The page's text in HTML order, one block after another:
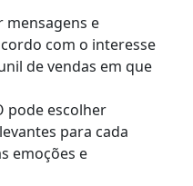
mensagens e
com o interesse
de vendas em que
pode escolher
para cada
emoções e